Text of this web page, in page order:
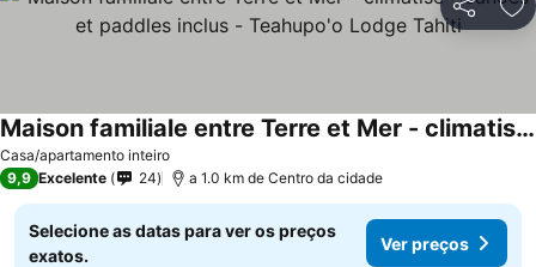
Partilhar
Casa/apartamento inteiro
Maison familiale entre Terre et Mer - climatisé - canoes et paddles inclus - Teahupo'o Lodge Tahiti
9,9 Excelente 24 a 1.0 km de Centro da cidade
Selecione as datas para ver os preços
exatos.
Ver preços